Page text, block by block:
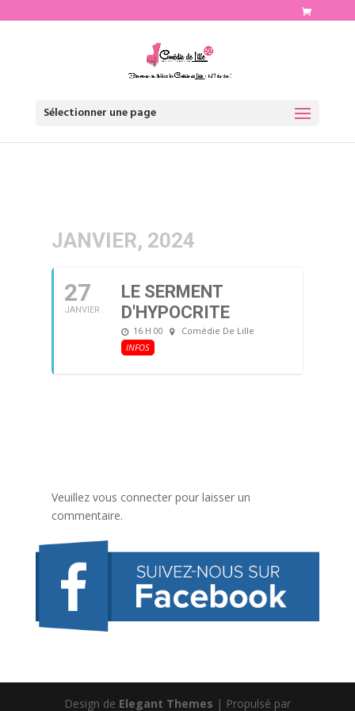
Sélectionner une page
JANVIER, 2024
27
JANVIER
LE SERMENT
D'HYPOCRITE
16 H 00
Comédie De Lille
INFOS
Veuillez vous connecter pour laisser un
commentaire.
Design de Elegant Themes | Propulsé par